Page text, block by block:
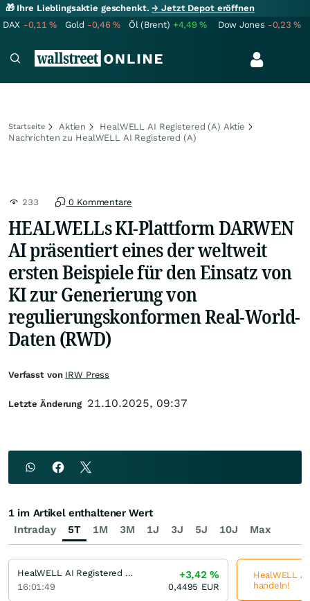
🎁 Ihre Lieblingsaktie geschenkt.→ Jetzt Depot eröffnen
DAX -0,11% Gold -0,46% Öl (Brent) +4,49% Dow Jones -0,23%
Startseite Aktien
HealWELL AI Registered (A) Aktie
Nachrichten zu HealWELL AI Registered (A)
233 0 Kommentare
HEALWELLs KI-Plattform DARWEN
AI präsentiert eines der weltweit
ersten Beispiele für den Einsatz von
KI zur Generierung von
regulierungskonformen Real-World-
Daten (RWD)
Verfasst von IRW Press
Letzte Änderung 21.10.2025, 09:37
Intraday 5T 1M 3M 1J 3J 5J 10J Max
1 im Artikel enthaltener Wert
HealWELL AI Registered (A)
16:01:49
+3,42%
0,4495 EUR
HealWELL
handeln!